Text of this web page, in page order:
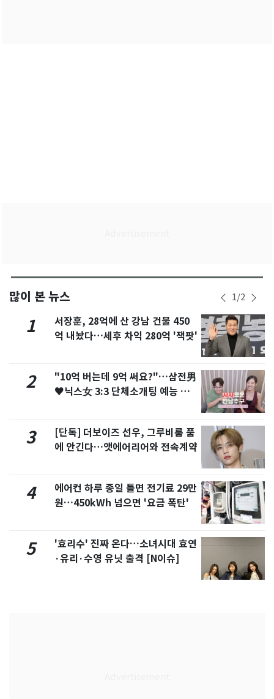
많이 본 뉴스 1/2
1
서장훈, 28억에 산 강남 건물 450
억 내놨다…세후 차익 280억 '잭팟'
2
"10억 버는데 9억 써요?"…삼전男
♥닉스女 3:3 단체소개팅 예능 화
3
[단독] 더보이즈 선우, 그루비룸 품
에 안긴다…앳에어리어와 전속계약
4
에어컨 하루 종일 틀면 전기료 29만
원…450kWh 넘으면 '요금 폭탄'
5
'효리수' 진짜 온다…소녀시대 효연
·유리·수영 유닛 출격 [N이슈]